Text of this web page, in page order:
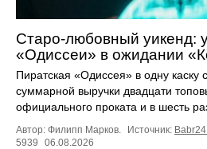
Старо-любовный уикенд:
«Одиссеи» в ожидании
Пиратская «Одиссея» в одну каску
суммарной выручки двадцати
официального проката и в шесть
Автор: Филипп Марков. Источник:
5939
06.08.2026